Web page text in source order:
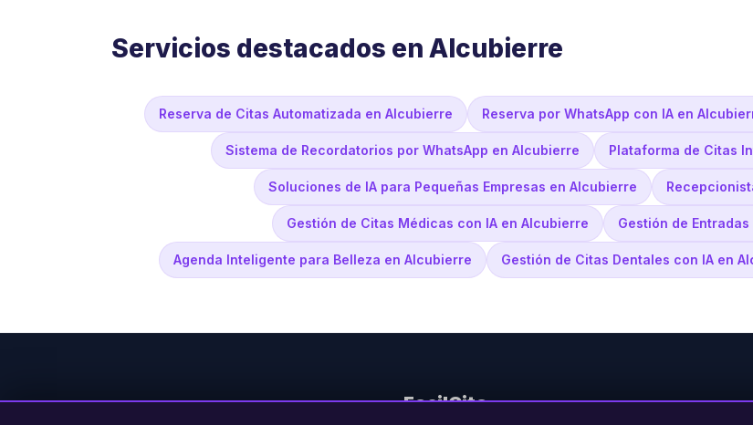
Servicios destacados en Alcubierre
Reserva de Citas Automatizada en Alcubierre Reserva por WhatsApp con IA en
Sistema de Recordatorios por WhatsApp en Alcubierre Plataforma de Citas
Soluciones de IA para Pequeñas Empresas en Alcubierre
Gestión de Citas Médicas con IA en Alcubierre Gestión de
Agenda Inteligente para Belleza en Alcubierre Gestión de Citas Dentales con IA en
FacilCita